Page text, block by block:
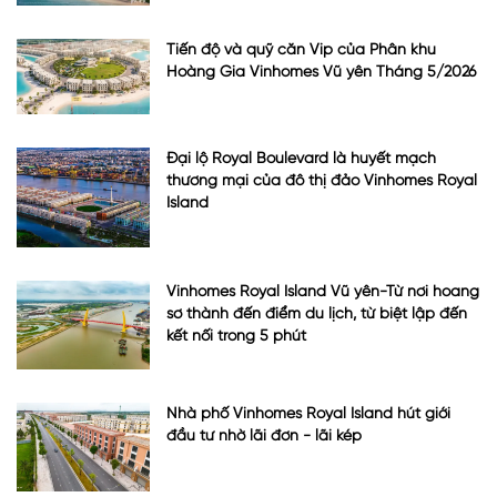
Tiến độ và quỹ căn Vip của Phân khu
Hoàng Gia Vinhomes Vũ yên Tháng 5/2026
Đại lộ Royal Boulevard là huyết mạch
thương mại của đô thị đảo Vinhomes Royal
Island
Vinhomes Royal Island Vũ yên-Từ nơi hoang
sơ thành đến điểm du lịch, từ biệt lập đến
kết nối trong 5 phút
Nhà phố Vinhomes Royal Island hút giới
đầu tư nhờ lãi đơn - lãi kép